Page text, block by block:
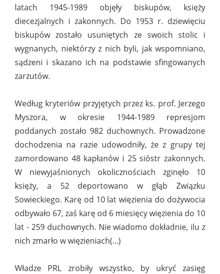
latach 1945-1989 objęły biskupów, księży
diecezjalnych i zakonnych. Do 1953 r. dziewięciu
biskupów zostało usuniętych ze swoich stolic i
wygnanych, niektórzy z nich byli, jak wspomniano,
sądzeni i skazano ich na podstawie sfingowanych
zarzutów.
Według kryteriów przyjętych przez ks. prof. Jerzego
Myszora, w okresie 1944-1989 represjom
poddanych zostało 982 duchownych. Prowadzone
dochodzenia na razie udowodniły, że z grupy tej
zamordowano 48 kapłanów i 25 sióstr zakonnych.
W niewyjaśnionych okolicznościach zginęło 10
księży, a 52 deportowano w głąb Związku
Sowieckiego. Karę od 10 lat więzienia do dożywocia
odbywało 67, zaś karę od 6 miesięcy więzienia do 10
lat - 259 duchownych. Nie wiadomo dokładnie, ilu z
nich zmarło w więzieniach(...)
Władze PRL zrobiły wszystko, by ukryć zasięg